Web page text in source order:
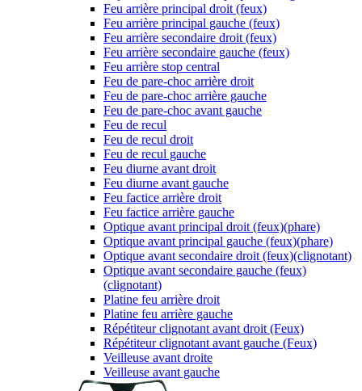
Feu arrière principal droit (feux)
Feu arrière principal gauche (feux)
Feu arrière secondaire droit (feux)
Feu arrière secondaire gauche (feux)
Feu arrière stop central
Feu de pare-choc arrière droit
Feu de pare-choc arrière gauche
Feu de pare-choc avant gauche
Feu de recul
Feu de recul droit
Feu de recul gauche
Feu diurne avant droit
Feu diurne avant gauche
Feu factice arrière droit
Feu factice arrière gauche
Optique avant principal droit (feux)(phare)
Optique avant principal gauche (feux)(phare)
Optique avant secondaire droit (feux)(clignotant)
Optique avant secondaire gauche (feux)
(clignotant)
Platine feu arrière droit
Platine feu arrière gauche
Répétiteur clignotant avant droit (Feux)
Répétiteur clignotant avant gauche (Feux)
Veilleuse avant droite
Veilleuse avant gauche